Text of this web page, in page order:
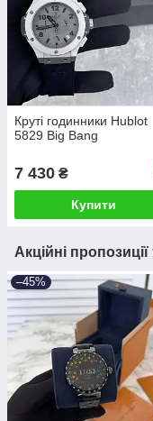
Круті годинники Hublot
5829 Big Bang
7 430 ₴
Купити
Акційні
–45%